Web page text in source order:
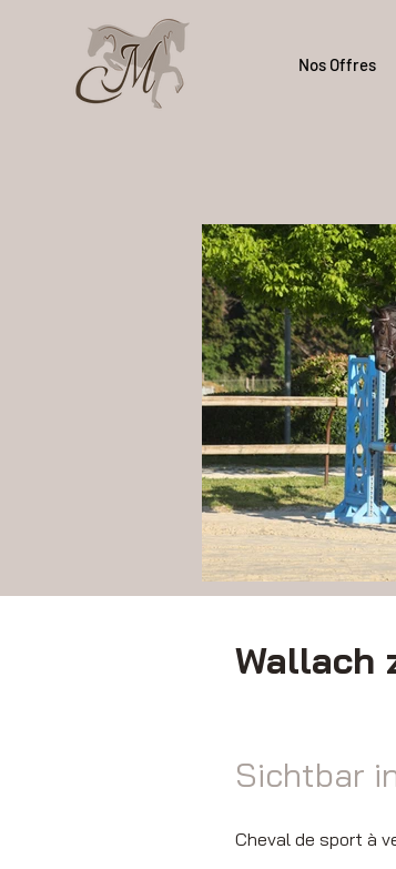
Nos Offres
Wallach
Sichtbar
Cheval de sport à